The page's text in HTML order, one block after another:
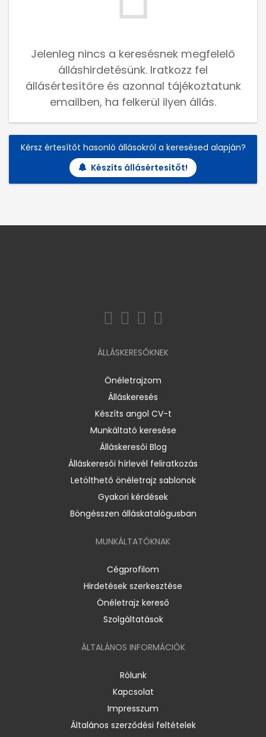
Jelenleg nincs a keresésnek megfelelő
álláshirdetésünk. Iratkozz fel
állásértesítőre és azonnal tájékoztatunk
emailben, ha felkerül ilyen állás.
Kérsz értesítőt hasonló állásokról a keresésed alapján?
Készíts állásértesítőt!
ÁLLÁSKERESŐKNEK
Önéletrajzom
Álláskeresés
Készíts angol CV-t
Munkáltató keresése
Álláskeresői Blog
Álláskeresői hírlevél feliratkozás
Letölthető önéletrajz sablonok
Gyakori kérdések
Böngésszen álláskatalógusban
MUNKÁLTATÓKNAK
Cégprofilom
Hirdetések szerkesztése
Önéletrajz kereső
Szolgáltatások
ÁLTALÁNOS INFORMÁCIÓK
Rólunk
Kapcsolat
Impresszum
Általános szerződési feltételek